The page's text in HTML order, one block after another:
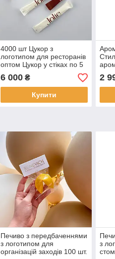
4000 шт Цукор з
логотипом для ресторанів
оптом Цукор у стіках по 5
грамів Цукор в упаковці з
лого
6 000₴
Купити
2
Печиво з передбаченнями
з логотипом для
організацій заходів 100 шт.
з